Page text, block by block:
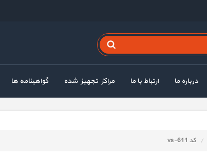
درباره ما ارتباط با ما مراکز تجهیز شده گواهینامه ها
کد vs-611